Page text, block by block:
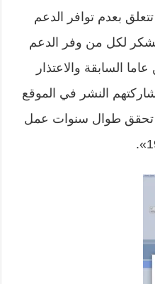
بعدم توافر الدعم
لكل من وفر الدعم
السابقة والاعتذار
النشر في الموقع
تحقق طوال سنوات عمل